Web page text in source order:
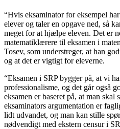
“Hvis eksaminator for eksempel
elever og taler en opgave ned, så
meget for at hjælpe eleven. Det er
matematiklærere til eksamen i
Tosev, som understreger, at han
og at det er vigtigt for eleverne.
“Eksamen i SRP bygger på, at vi
professionalisme, og det går også
eksamen er baseret på, at man
eksaminators argumentation er
lidt udvandet, og man kan stille
nødvendigt med ekstern censur i